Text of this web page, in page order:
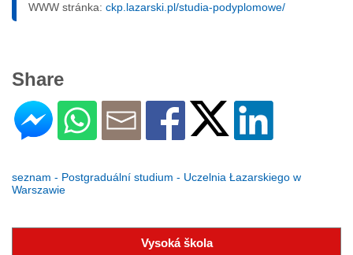
WWW stránka: ckp.lazarski.pl/studia-podyplomowe/
Share
seznam - Postgraduální studium - Uczelnia Łazarskiego w
Warszawie
Vysoká škola